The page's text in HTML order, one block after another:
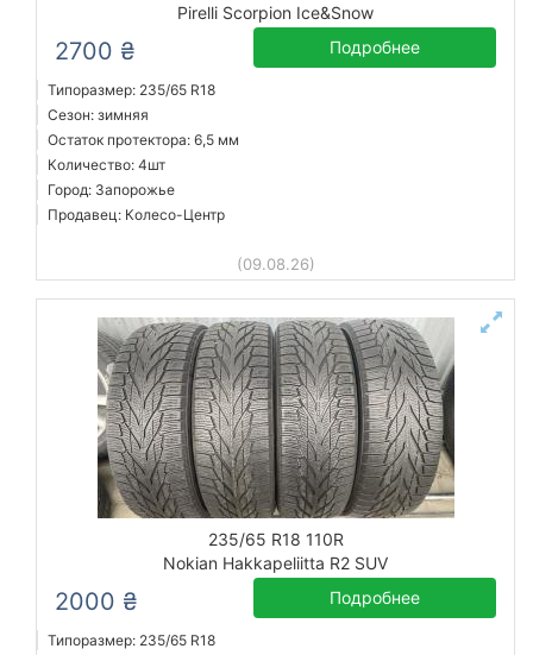
Pirelli Scorpion Ice&Snow
2700 ₴ Подробнее
Типоразмер: 235/65 R18
Сезон: зимняя
Остаток протектора: 6,5 мм
Количество: 4шт
Город: Запорожье
Продавец: Колесо-Центр
(09.08.26)
235/65 R18 110R
Nokian Hakkapeliitta R2 SUV
2000 ₴ Подробнее
Типоразмер: 235/65 R18